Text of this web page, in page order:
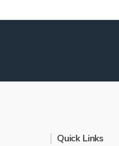
Quick Links